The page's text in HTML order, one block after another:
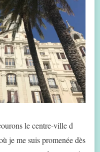
le centre-ville d
je me suis promenée dès